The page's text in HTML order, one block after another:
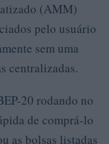
(AMM)
pelo usuário
sem uma
centralizadas.
20 rodando no
de comprá-lo
as bolsas listadas